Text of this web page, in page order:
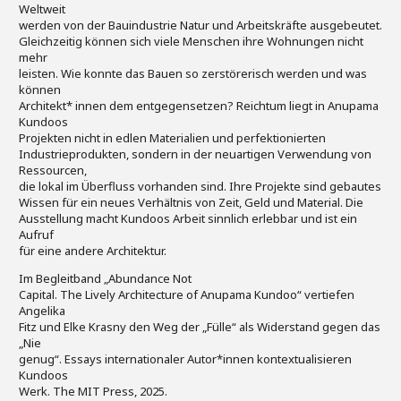
Weltweit
werden von der Bauindustrie Natur und Arbeitskräfte ausgebeutet.
Gleichzeitig können sich viele Menschen ihre Wohnungen nicht
mehr
leisten. Wie konnte das Bauen so zerstörerisch werden und was
können
Architekt* innen dem entgegensetzen? Reichtum liegt in Anupama
Kundoos
Projekten nicht in edlen Materialien und perfektionierten
Industrieprodukten, sondern in der neuartigen Verwendung von
Ressourcen,
die lokal im Überfluss vorhanden sind. Ihre Projekte sind gebautes
Wissen für ein neues Verhältnis von Zeit, Geld und Material. Die
Ausstellung macht Kundoos Arbeit sinnlich erlebbar und ist ein
Aufruf
für eine andere Architektur.
Im Begleitband „Abundance Not
Capital. The Lively Architecture of Anupama Kundoo“ vertiefen
Angelika
Fitz und Elke Krasny den Weg der „Fülle“ als Widerstand gegen das
„Nie
genug“. Essays internationaler Autor*innen kontextualisieren
Kundoos
Werk. The MIT Press, 2025.